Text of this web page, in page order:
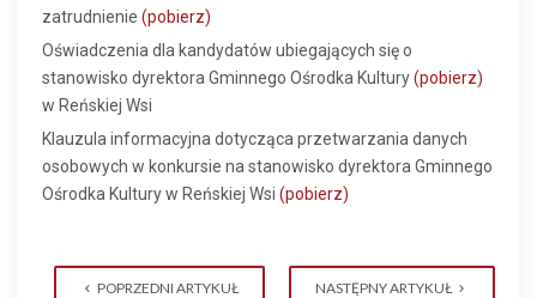
zatrudnienie (pobierz)
Oświadczenia dla kandydatów ubiegających się o
stanowisko dyrektora Gminnego Ośrodka Kultury(pobierz)
w Reńskiej Wsi
Klauzula informacyjna dotycząca przetwarzania danych
osobowych w konkursie na stanowisko dyrektora Gminnego
Ośrodka Kultury w Reńskiej Wsi (pobierz)
POPRZEDNI ARTYKUŁ NASTĘPNY ARTYKUŁ